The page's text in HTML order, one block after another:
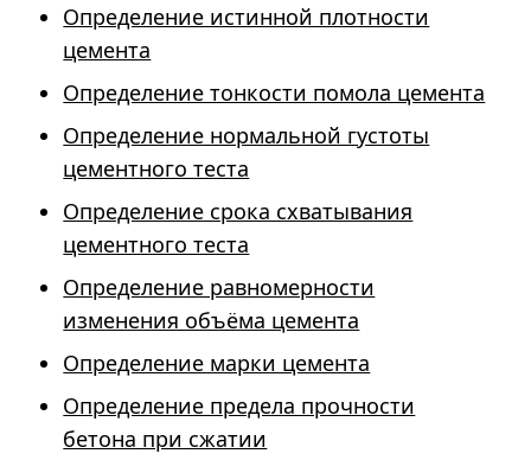
Определение истинной плотности
цемента
Определение тонкости помола цемента
Определение нормальной густоты
цементного теста
Определение срока схватывания
цементного теста
Определение равномерности
изменения объёма цемента
Определение марки цемента
Определение предела прочности
бетона при сжатии